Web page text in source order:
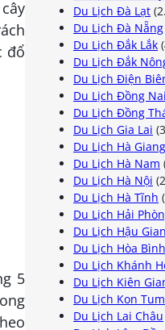
đổ
5
Du Lịch Đà Lạt
Du Lịch Đà Nẵng
Du Lịch Đắk Lắk
Du Lịch Đắk
Du Lịch Điện
Du Lịch Đồng Nai
Du Lịch Đồng
Du Lịch Gia Lai
Du Lịch Hà Giang
Du Lịch Hà Nam
Du Lịch Hà Nội
Du Lịch Hà Tĩnh
Du Lịch Hải
Du Lịch Hậu
Du Lịch Hòa Bình
Du Lịch Khánh
Du Lịch Kiên
Du Lịch Kon Tum
Du Lịch Lai Châu